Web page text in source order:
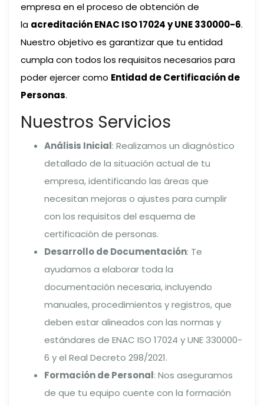
empresa en el proceso de obtención de
la acreditación ENAC ISO 17024 y UNE 330000-6.
Nuestro objetivo es garantizar que tu entidad
cumpla con todos los requisitos necesarios para
poder ejercer como Entidad de Certificación de
Personas.
Nuestros Servicios
Análisis Inicial: Realizamos un diagnóstico
detallado de la situación actual de tu
empresa, identificando las áreas que
necesitan mejoras o ajustes para cumplir
con los requisitos del esquema de
certificación de personas.
Desarrollo de Documentación: Te
ayudamos a elaborar toda la
documentación necesaria, incluyendo
manuales, procedimientos y registros, que
deben estar alineados con las normas y
estándares de ENAC ISO 17024 y UNE 330000-
6 y el Real Decreto 298/2021.
Formación de Personal: Nos aseguramos
de que tu equipo cuente con la formación